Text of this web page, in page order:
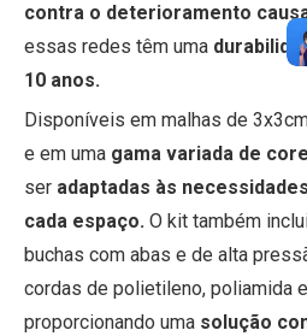
contra o deterioramento
essas redes têm uma
10 anos.
Disponíveis em malhas de
e em uma gama variada de
ser adaptadas às
cada espaço. O kit também
buchas com abas e de alta
cordas de polietileno, poliamida
proporcionando uma solução